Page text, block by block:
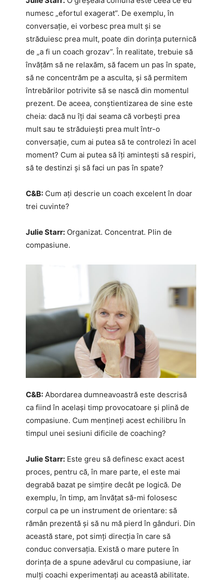
numesc „efortul exagerat”. De exemplu, în
conversație, ei vorbesc prea mult și se
străduiesc prea mult, poate din dorința puternică
de „a fi un coach grozav”. În realitate, trebuie să
învățăm să ne relaxăm, să facem un pas în spate,
să ne concentrăm pe a asculta, și să permitem
întrebărilor potrivite să se nască din momentul
prezent. De aceea, conștientizarea de sine este
cheia: dacă nu îți dai seama că vorbești prea
mult sau te străduiești prea mult într-o
conversație, cum ai putea să te controlezi în acel
moment? Cum ai putea să îți amintești să respiri,
să te destinzi și să faci un pas în spate?
C&B: Cum ați descrie un coach excelent în doar
trei cuvinte?
Julie Starr: Organizat. Concentrat. Plin de
compasiune.
C&B: Abordarea dumneavoastră este descrisă
ca fiind în același timp provocatoare și plină de
compasiune. Cum mențineți acest echilibru în
timpul unei sesiuni dificile de coaching?
Julie Starr: Este greu să definesc exact acest
proces, pentru că, în mare parte, el este mai
degrabă bazat pe simțire decât pe logică. De
exemplu, în timp, am învățat să-mi folosesc
corpul ca pe un instrument de orientare: să
rămân prezentă și să nu mă pierd în gânduri. Din
această stare, pot simți direcția în care să
conduc conversația. Există o mare putere în
dorința de a spune adevărul cu compasiune, iar
mulți coachi experimentați au această abilitate.